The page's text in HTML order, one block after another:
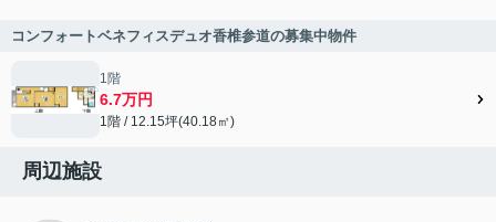
コンフォートベネフィスデュオ香椎参道の募集中物件
1階
6.7万円
1階 / 12.15坪(40.18㎡)
周辺施設